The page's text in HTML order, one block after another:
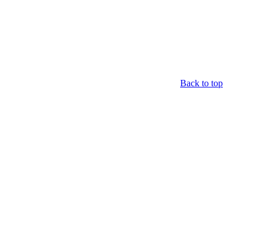
Back to top